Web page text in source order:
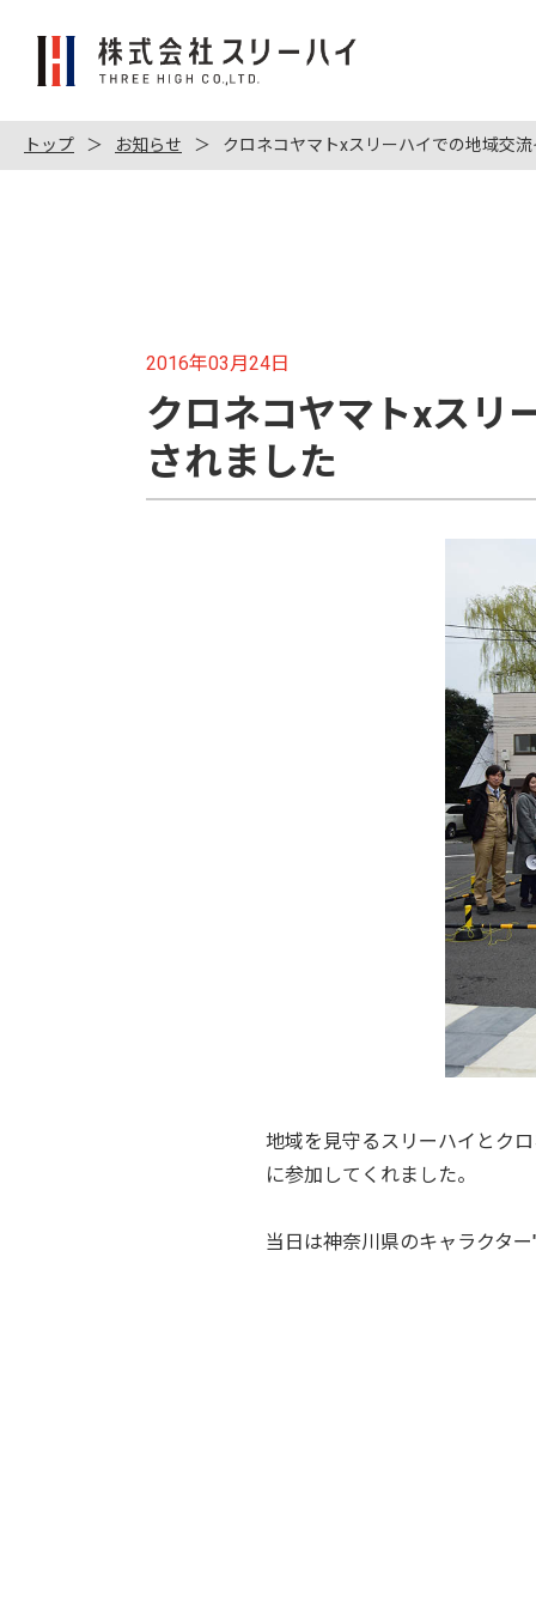
式
社
ス
トップ お知らせ クロネコヤマトxスリーハイでの地域交
2016年03月24日
クロネコヤマトxスリ
されました
地域を見守るスリーハイとク
に参加してくれました。
当日は神奈川県のキャラクタ